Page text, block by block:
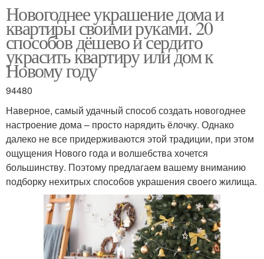
Новогоднее украшение дома и
квартиры своими руками. 20
способов дёшево и сердито
украсить квартиру или дом к
Новому году
94480
Наверное, самый удачный способ создать новогоднее
настроение дома – просто нарядить ёлочку. Однако
далеко не все придерживаются этой традиции, при этом
ощущения Нового года и волшебства хочется
большинству. Поэтому предлагаем вашему вниманию
подборку нехитрых способов украшения своего жилища.